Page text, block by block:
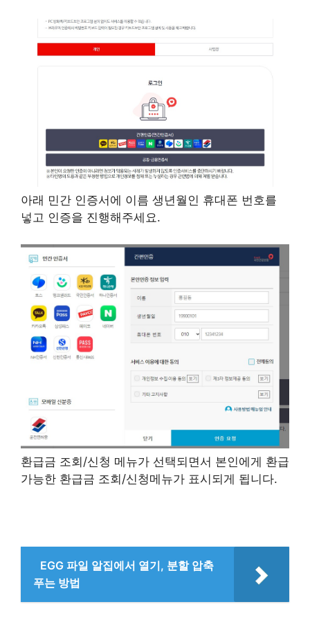
아래 민간 인증서에 이름 생년월인 휴대폰 번호를
넣고 인증을 진행해주세요.
환급금 조회/신청 메뉴가 선택되면서 본인에게 환급
가능한 환급금 조회/신청메뉴가 표시되게 됩니다.
EGG 파일 알집에서 열기, 분할 압축
푸는 방법